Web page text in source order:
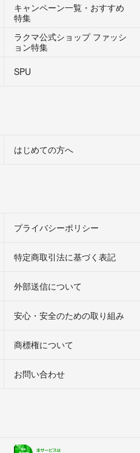
キャンペーン一覧・おすすめ
特集
ラクマ公式ショップ ファッシ
ョン特集
SPU
はじめての方へ
プライバシーポリシー
特定商取引法に基づく表記
外部送信について
安心・安全のための取り組み
商標権について
お問い合わせ